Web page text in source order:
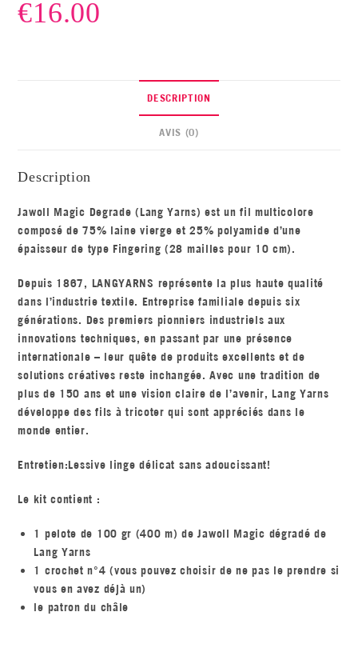
€16.00
DESCRIPTION
AVIS (0)
Description
Jawoll Magic Degrade (Lang Yarns) est un fil multicolore
composé de75% laine vierge et25% polyamide d’une
épaisseur de type Fingering(28 mailles pour 10 cm).
Depuis 1867, LANGYARNS représente la plus haute qualité
dans l’industrie textile. Entreprise familiale depuis six
générations. Des premiers pionniers industriels aux
innovations techniques, en passant par une présence
internationale – leur quête de produits excellents et de
solutions créatives reste inchangée. Avec une tradition de
plus de 150 ans et une vision claire de l’avenir, Lang Yarns
développe des fils à tricoter qui sont appréciés dans le
monde entier.
Entretien:Lessive linge délicat sans adoucissant!
Le kit contient :
1 pelote de 100 gr (400 m) de Jawoll Magic dégradé de
Lang Yarns
1 crochet n°4 (vous pouvez choisir de ne pas le prendre si
vous en avez déjà un)
le patron du châle